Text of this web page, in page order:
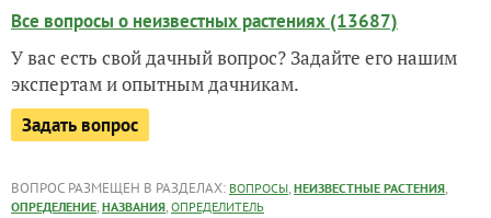
Все вопросы о неизвестных растениях (13687)
У вас есть свой дачный вопрос? Задайте его нашим
экспертам и опытным дачникам.
Задать вопрос
ВОПРОС РАЗМЕЩЕН В РАЗДЕЛАХ: ВОПРОСЫ, НЕИЗВЕСТНЫЕ РАСТЕНИЯ,
ОПРЕДЕЛЕНИЕ, НАЗВАНИЯ, ОПРЕДЕЛИТЕЛЬ